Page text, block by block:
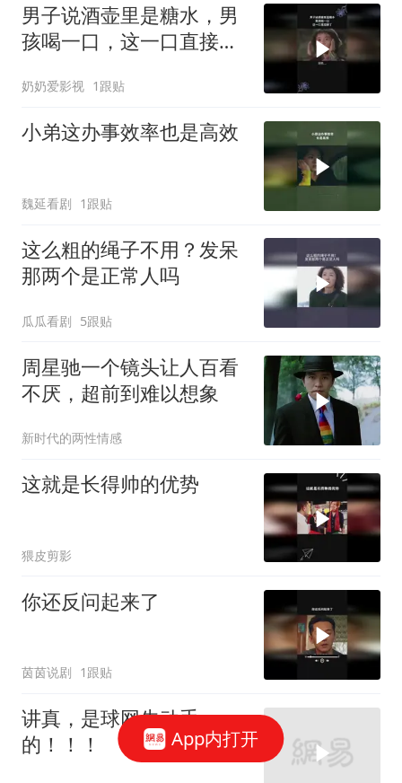
男子说酒壶里是糖水，男
孩喝一口，这一口直接醉
奶奶爱影视 1跟贴
小弟这办事效率也是高效
魏延看剧 1跟贴
这么粗的绳子不用？发呆
那两个是正常人吗
瓜瓜看剧 5跟贴
周星驰一个镜头让人百看
不厌，超前到难以想象
新时代的两性情感
这就是长得帅的优势
猥皮剪影
你还反问起来了
茵茵说剧 1跟贴
讲真，是球网先动手
的！！！
App内打开